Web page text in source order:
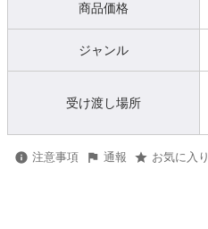
商品価格
ジャンル
受け渡し場所
注意事項 通報 お気に入り